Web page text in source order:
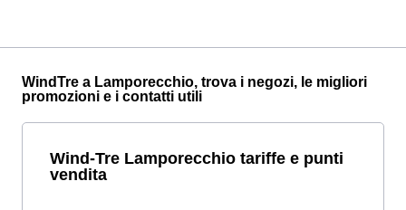
WindTre a Lamporecchio, trova i negozi, le migliori
promozioni e i contatti utili
Wind-Tre Lamporecchio tariffe e punti
vendita